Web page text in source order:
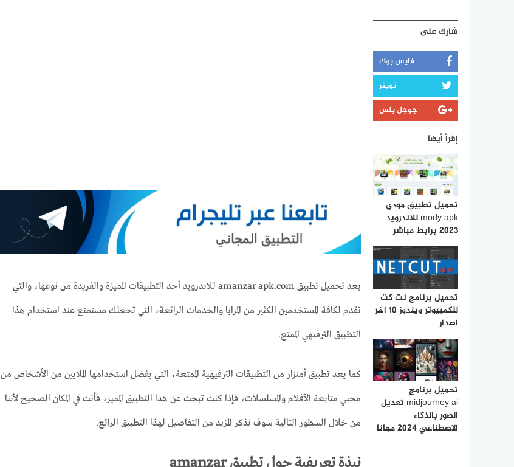
يعد تحميل تطبيق amanzar apk.com للاندرويد أحد التطبيقات المميزة والفريدة من نوعها، والتي
تقدم لكافة المستخدمين الكثير من المزايا والخدمات الرائعة، التي تجعلك مستمتع عند استخدام هذا
التطبيق الترفيهي الممتع.
كما يعد تطبيق أمنزار من التطبيقات الترفيهية الممتعة، التي يفضل استخدامها الملايين من الأشخاص من
محبي متابعة الأفلام والمسلسلات، فإذا كنت تبحث عن هذا التطبيق المميز، فأنت في المكان الصحيح لأننا
من خلال السطور التالية سوف نذكر المزيد من التفاصيل لهذا التطبيق الرائع.
نبذة تعريفية حول تطبيق amanzar
شارك على
فايس بوك
تويتر
جوجل بلس
إقرأ أيضا
تحميل تطبيق مودي
mody apk للاندرويد
2023 برابط مباشر
تحميل برنامج نت كت
للكمبيوتر ويندوز 10 اخر
اصدار
تحميل برنامج
midjourney ai تعديل
الصور بالذكاء
الاصطناعي 2024 مجانا